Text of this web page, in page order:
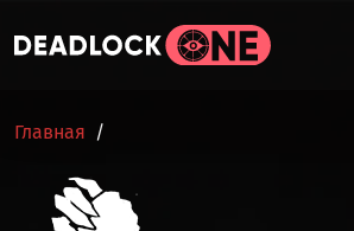
СТРОКА НАВИГАЦИИ
Главная